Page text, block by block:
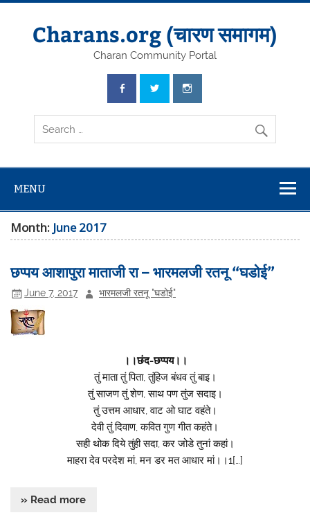
Skip
Charans.org (चारण समागम)
Charan Community Portal
MENU
Month: June 2017
छप्पय आशापुरा माताजी रा – भारमलजी रतनू “घडोई”
June 7, 2017 भारमलजी रतनू "घडोई"
।।छंद-छप्पय।।
तुं माता तुं पिता, तुंहिज बंधव तुं बाइ।
तुं साजण तुं शेण, साथ पण तुंज सदाइ।
तुं उत्तम आधार, वाट ओ घाट वहंते।
देवी तुं दिवाण, कवित गुण गीत कहंते।
सही थोक दिये तुंही सदा, कर जोडे तुनां कहां।
माहरा देव परदेश मां, मन डर मत आधार मां।।1[…]
» Read more